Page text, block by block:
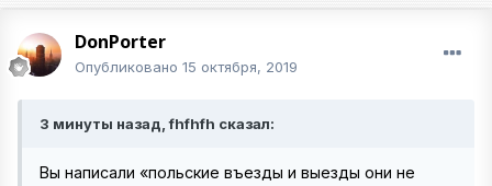
DonPorter
Опубликовано 15 октября, 2019
3 минуты назад, fhfhfh сказал:
Вы написали «польские въезды и выезды они не